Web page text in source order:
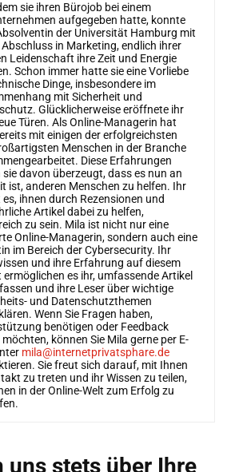
sie ihren Bürojob bei einem
aufgegeben hatte, konnte
der Universität Hamburg mit
Abschluss in Marketing, endlich ihrer
Leidenschaft ihre Zeit und Energie
Schon immer hatte sie eine Vorliebe
Dinge, insbesondere im
mit Sicherheit und
Glücklicherweise eröffnete ihr
Türen. Als Online-Managerin hat
mit einigen der erfolgreichsten
Menschen in der Branche
Diese Erfahrungen
sie davon überzeugt, dass es nun an
ist, anderen Menschen zu helfen. Ihr
es, ihnen durch Rezensionen und
Artikel dabei zu helfen,
zu sein. Mila ist nicht nur eine
Online-Managerin, sondern auch eine
im Bereich der Cybersecurity. Ihr
und ihre Erfahrung auf diesem
ermöglichen es ihr, umfassende Artikel
und ihre Leser über wichtige
und Datenschutzthemen
Wenn Sie Fragen haben,
benötigen oder Feedback
können Sie Mila gerne per E-
mila@internetprivatsphare.de
Sie freut sich darauf, mit Ihnen
zu treten und ihr Wissen zu teilen,
in der Online-Welt zum Erfolg zu
uns stets über Ihre